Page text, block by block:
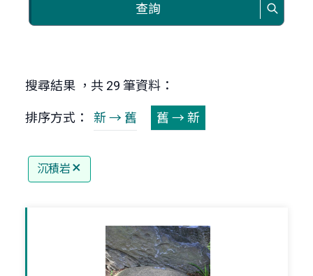
查詢
搜尋結果 ，共 29 筆資料：
排序方式： 新 → 舊 舊 → 新
沉積岩